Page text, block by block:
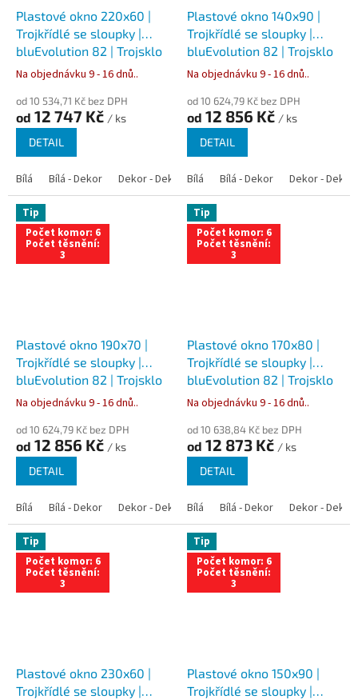
Plastové okno 220x60 |
Trojkřídlé se sloupky |
bluEvolution 82 | Trojsklo
Na objednávku 9 - 16 dnů..
od 10 534,71 Kč bez DPH
od 12 747 Kč / ks
DETAIL
Bílá Bílá - Dekor Dekor - Dekor Bílá - Antracit Bílá - Zlatý dub
Plastové okno 140x90 |
Trojkřídlé se sloupky |
bluEvolution 82 | Trojsklo
Na objednávku 9 - 16 dnů..
od 10 624,79 Kč bez DPH
od 12 856 Kč / ks
DETAIL
Bílá Bílá - Dekor Dekor - Dekor
Tip
Počet komor: 6
Počet těsnění:
3
Plastové okno 190x70 |
Trojkřídlé se sloupky |
bluEvolution 82 | Trojsklo
Na objednávku 9 - 16 dnů..
od 10 624,79 Kč bez DPH
od 12 856 Kč / ks
DETAIL
Bílá Bílá - Dekor Dekor - Dekor Bílá - Antracit Bílá - Zlatý dub
Tip
Počet komor: 6
Počet těsnění:
3
Plastové okno 170x80 |
Trojkřídlé se sloupky |
bluEvolution 82 | Trojsklo
Na objednávku 9 - 16 dnů..
od 10 638,84 Kč bez DPH
od 12 873 Kč / ks
DETAIL
Bílá Bílá - Dekor Dekor - Dekor
Tip
Počet komor: 6
Počet těsnění:
3
Plastové okno 230x60 |
Trojkřídlé se sloupky |
Tip
Počet komor: 6
Počet těsnění:
3
Plastové okno 150x90 |
Trojkřídlé se sloupky |